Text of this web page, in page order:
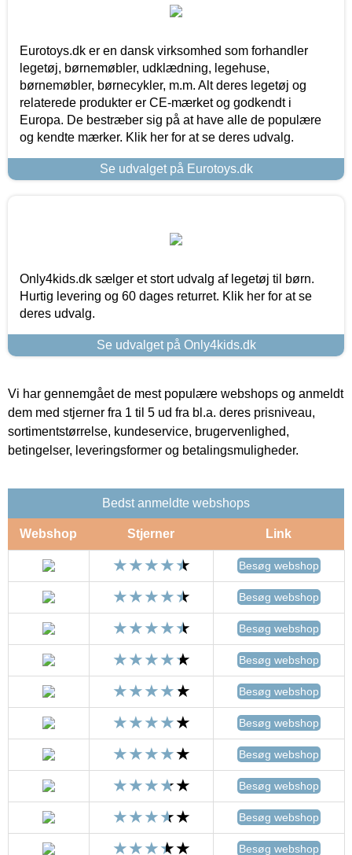
Eurotoys.dk er en dansk virksomhed som forhandler
legetøj, børnemøbler, udklædning, legehuse,
børnemøbler, børnecykler, m.m. Alt deres legetøj og
relaterede produkter er CE-mærket og godkendt i
Europa. De bestræber sig på at have alle de populære
og kendte mærker. Klik her for at se deres udvalg.
Se udvalget på Eurotoys.dk
Only4kids.dk sælger et stort udvalg af legetøj til børn.
Hurtig levering og 60 dages returret. Klik her for at se
deres udvalg.
Se udvalget på Only4kids.dk
Vi har gennemgået de mest populære webshops og anmeldt
dem med stjerner fra 1 til 5 ud fra bl.a. deres prisniveau,
sortimentstørrelse, kundeservice, brugervenlighed,
betingelser, leveringsformer og betalingsmuligheder.
Bedst anmeldte webshops
Webshop Stjerner Link
Besøg webshop
Besøg webshop
Besøg webshop
Besøg webshop
Besøg webshop
Besøg webshop
Besøg webshop
Besøg webshop
Besøg webshop
Besøg webshop